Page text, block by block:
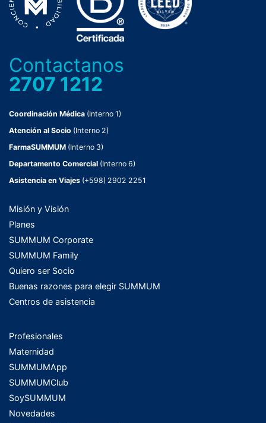
Contactanos
2707 1212
Coordinación Médica (Interno 1)
Atención al Socio (Interno 2)
FarmaSUMMUM (Interno 3)
Departamento Comercial (Interno 6)
Asistencia en Viajes (+598) 2902 2251
Misión y Visión
Planes
SUMMUM Corporate
SUMMUM Family
Quiero ser Socio
Buenas razones para elegir SUMMUM
Centros de asistencia
Profesionales
Maternidad
SUMMUMApp
SUMMUMClub
SoySUMMUM
Novedades